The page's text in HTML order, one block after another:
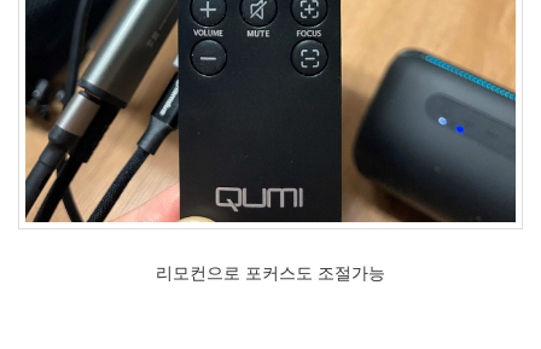
리모컨으로 포커스도 조절가능
월
2009
년
3
월
4
2009
년
4